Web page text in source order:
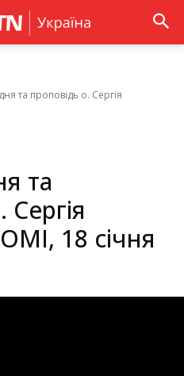
та проповідь о. Сергія
та
18 січня